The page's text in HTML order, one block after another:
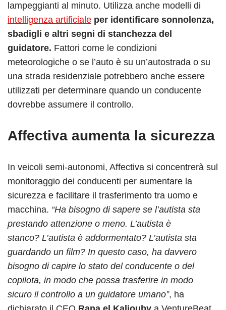
lampeggianti al minuto. Utilizza anche modelli di
intelligenza artificiale per identificare sonnolenza,
sbadigli e altri segni di stanchezza del
guidatore. Fattori come le condizioni
meteorologiche o se l’auto è su un’autostrada o su
una strada residenziale potrebbero anche essere
utilizzati per determinare quando un conducente
dovrebbe assumere il controllo.
Affectiva aumenta la sicurezza
In veicoli semi-autonomi, Affectiva si concentrerà sul
monitoraggio dei conducenti per aumentare la
sicurezza e facilitare il trasferimento tra uomo e
macchina. “Ha bisogno di sapere se l’autista sta
prestando attenzione o meno. L’autista è
stanco? L’autista è addormentato? L’autista sta
guardando un film? In questo caso, ha davvero
bisogno di capire lo stato del conducente o del
copilota, in modo che possa trasferire in modo
sicuro il controllo a un guidatore umano”, ha